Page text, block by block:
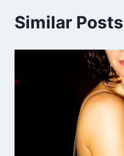
Similar Posts